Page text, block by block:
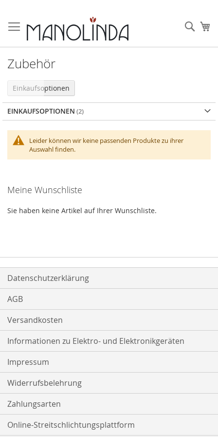
Inhalt
springen
Zubehör
Leider können wir keine passenden Produkte zu ihrer
Auswahl finden.
Einkaufsoptionen
EINKAUFSOPTIONEN
Meine Wunschliste
Sie haben keine Artikel auf Ihrer Wunschliste.
Datenschutzerklärung
AGB
Versandkosten
Informationen zu Elektro- und Elektronikgeräten
Impressum
Widerrufsbelehrung
Zahlungsarten
Online-Streitschlichtungsplattform